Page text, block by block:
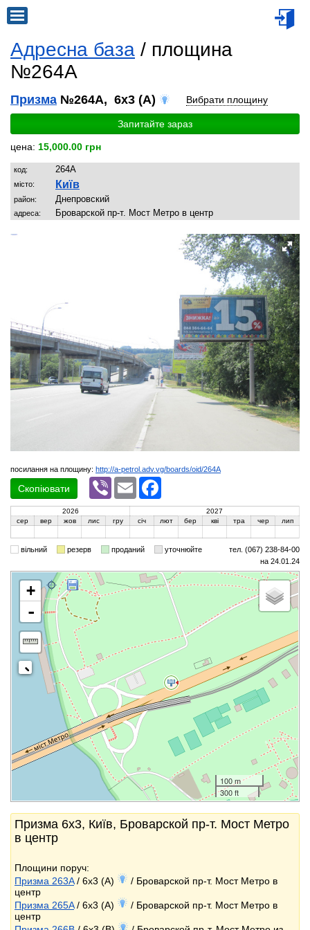
Адресна база / площина
№264A
Призма №264A, 6x3 (A) Вибрати площину
Запитайте зараз
цена: 15,000.00 грн
код: 264A
місто: Київ
район: Днепрoвский
адреса: Броварской пр-т. Мост Метро в центр
посилання на площину: http://a-petrol.adv.vg/boards/oid/264A
Скопіювати
Viber Email
2026
2027
сер
вер жов лис гру січ лют бер кві тра чер лип
вільний резерв проданий уточнюйте
тел. (067) 238-84-00
на 24.01.24
+
-
100 m
300 ft
Призма 6x3, Київ, Броварской пр-т. Мост Метро
в центр
Площини поруч:
Призма 263A/ 6x3 (A)
/ Броварской пр-т. Мост Метро в
центр
Призма 265A/ 6x3 (A)
/ Броварской пр-т. Мост Метро в
центр